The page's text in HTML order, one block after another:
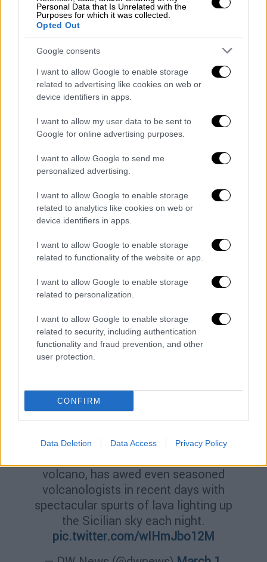
Personal Data that Is Unrelated with the
Purposes for which it was collected.
Opted Out
Google consents
I want to allow Google to enable storage
related to advertising like cookies on web or
device identifiers in apps.
I want to allow my user data to be sent to
Google for online advertising purposes.
I want to allow Google to send me
personalized advertising.
I want to allow Google to enable storage
related to analytics like cookies on web or
device identifiers in apps.
I want to allow Google to enable storage
related to functionality of the website or app.
I want to allow Google to enable storage
related to personalization.
I want to allow Google to enable storage
related to security, including authentication
functionality and fraud prevention, and other
user protection.
CONFIRM
Data Deletion Data Access Privacy Policy
Timelapse footage shows Italy’s
Mount Etna, Europe’s most active
volcano, shooting clouds of ash into
https://t.co/xzPmTo1Kf0
pic.twitter.com/vCvmLPqmyp
volcano, has awed even seasoned
volcanologists in recent days with
spectacular spurts of lava lighting up
the Sicilian sky each night.
pic.twitter.com/wIHmJbo12M